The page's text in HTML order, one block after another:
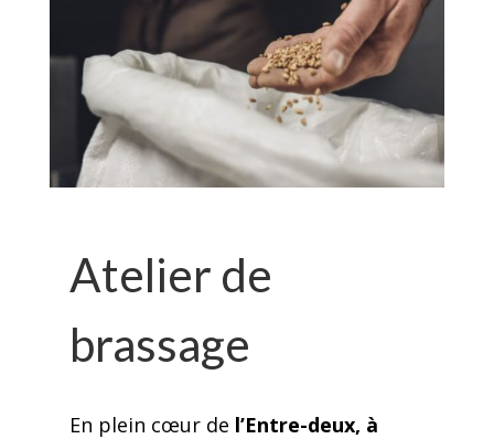
Atelier de
brassage
En plein cœur de l’Entre-deux, à